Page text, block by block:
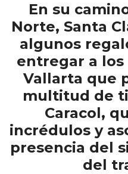
En su
Norte, Santa
algunos
entregar a
Vallarta que
multitud de
Caracol,
incrédulos y
presencia del
del